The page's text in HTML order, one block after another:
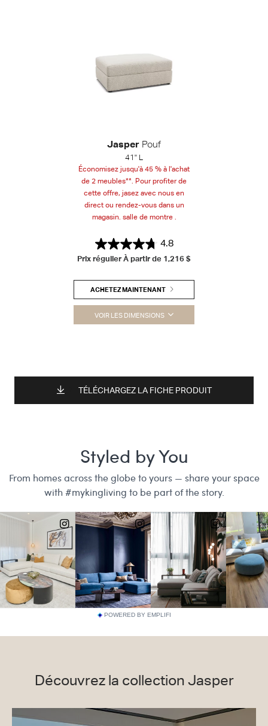
Jasper Pouf
41" L
Économisez jusqu'à 45 % à l'achat
de 2 meubles**. Pour profiter de
cette offre, jasez avec nous en
direct ou rendez-vous dans un
magasin. salle de montre .
4.8
Prix régulier À partir de 1,216 $
ACHETEZ MAINTENANT
VOIR LES DIMENSIONS
TÉLÉCHARGEZ LA FICHE PRODUIT
POWERED BY EMPLIFI
Découvrez la collection Jasper